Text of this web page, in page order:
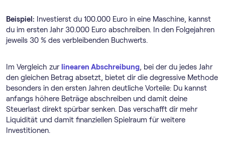
Beispiel: Investierst du 100.000 Euro in eine Maschine, kannst
du im ersten Jahr 30.000 Euro abschreiben. In den Folgejahren
jeweils 30 % des verbleibenden Buchwerts.
Im Vergleich zur linearen Abschreibung, bei der du jedes Jahr
den gleichen Betrag absetzt, bietet dir die degressive Methode
besonders in den ersten Jahren deutliche Vorteile: Du kannst
anfangs höhere Beträge abschreiben und damit deine
Steuerlast direkt spürbar senken. Das verschafft dir mehr
Liquidität und damit finanziellen Spielraum für weitere
Investitionen.